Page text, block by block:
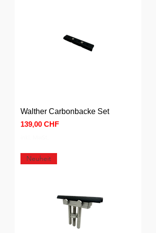
Walther Carbonbacke Set
Preis
139,00 CHF
Neuheit